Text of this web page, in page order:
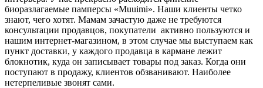
биоразлагаемые памперсы «Muuimi». Наши клиенты четко
знают, чего хотят. Мамам зачастую даже не требуются
консультации продавцов, покупатели активно пользуются и
нашим интернет-магазином, в этом случае мы выступаем как
пункт доставки, у каждого продавца в кармане лежит
блокнотик, куда он записывает товары под заказ. Когда они
поступают в продажу, клиентов обзванивают. Наиболее
нетерпеливые звонят сами.